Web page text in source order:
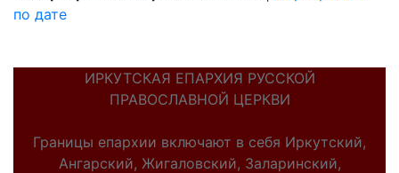
по дате
ИРКУТСКАЯ ЕПАРХИЯ РУССКОЙ
ПРАВОСЛАВНОЙ ЦЕРКВИ
Границы епархии включают в себя Иркутский,
Ангарский, Жигаловский, Заларинский,